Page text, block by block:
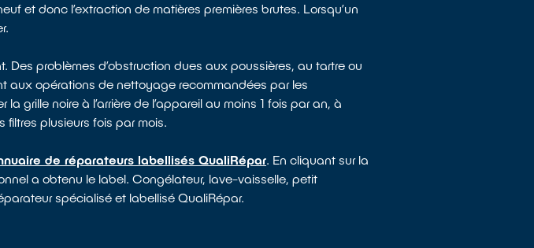
et donc l’extraction de matières premières brutes. Lorsqu’un
problèmes d’obstruction dues aux poussières, au tartre ou
aux opérations de nettoyage recommandées par les
grille noire à l’arrière de l’appareil au moins 1 fois par an, à
filtres plusieurs fois par mois.
de réparateurs labellisés QualiRépar. En cliquant sur la
a obtenu le label. Congélateur, lave-vaisselle, petit
spécialisé et labellisé QualiRépar.